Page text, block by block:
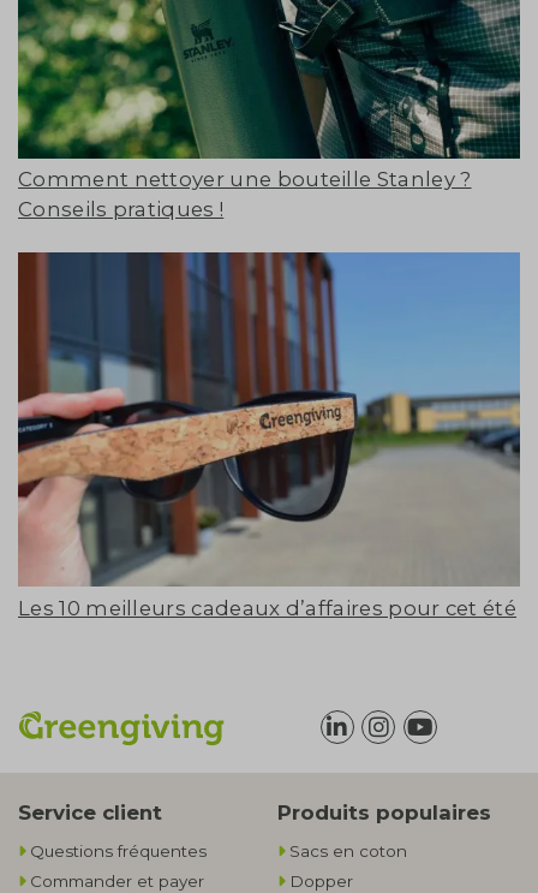
Comment nettoyer une bouteille Stanley ?
Conseils pratiques !
Les 10 meilleurs cadeaux d’affaires pour cet été
Service client
Questions fréquentes
Commander et payer
Produits populaires
Sacs en coton
Dopper